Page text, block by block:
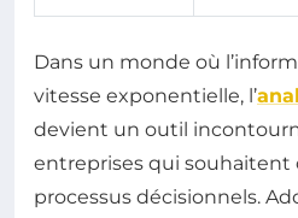
Dans un monde où
vitesse exponentielle, l’
devient un outil
entreprises qui souhaitent
processus décisionnels.